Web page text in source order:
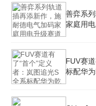
善弈系
家庭用
FUV赛
标配华